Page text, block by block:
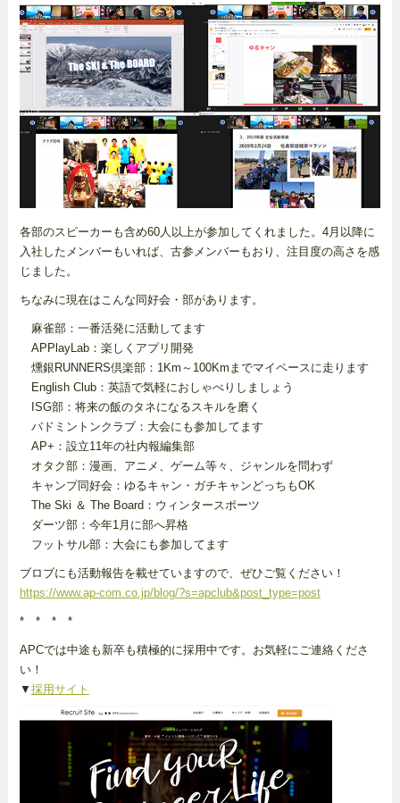
各部のスピーカーも含め60人以上が参加してくれました。4月以降に
入社したメンバーもいれば、古参メンバーもおり、注目度の高さを感
じました。
ちなみに現在はこんな同好会・部があります。
麻雀部：一番活発に活動してます
APPlayLab：楽しくアプリ開発
燻銀RUNNERS倶楽部：1Km～100Kmまでマイペースに走ります
English Club：英語で気軽におしゃべりしましょう
ISG部：将来の飯のタネになるスキルを磨く
バドミントンクラブ：大会にも参加してます
AP+：設立11年の社内報編集部
オタク部：漫画、アニメ、ゲーム等々、ジャンルを問わず
キャンプ同好会：ゆるキャン・ガチキャンどっちもOK
The Ski ＆ The Board：ウィンタースポーツ
ダーツ部：今年1月に部へ昇格
フットサル部：大会にも参加してます
ブロブにも活動報告を載せていますので、ぜひご覧ください！
https://www.ap-com.co.jp/blog/?s=apclub&post_type=post
* * * *
APCでは中途も新卒も積極的に採用中です。お気軽にご連絡くださ
い！
▼ 採用サイト